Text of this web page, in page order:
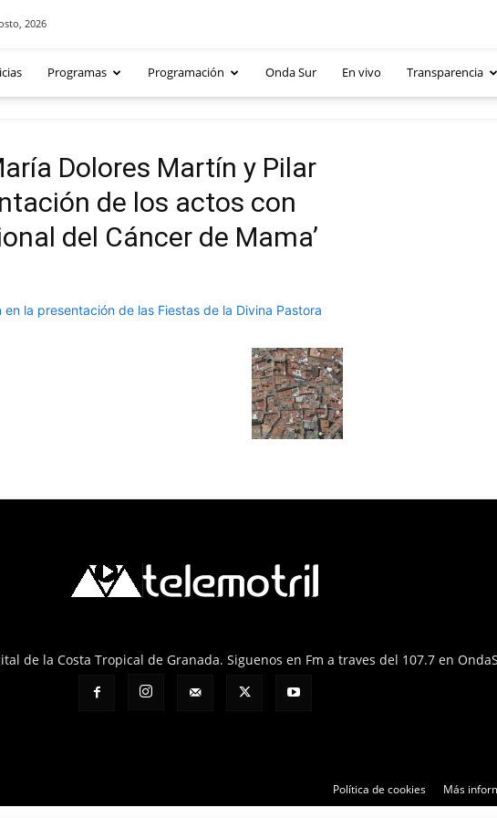
2026
Programas Programación Onda Sur En vivo Transparencia
Dolores Martín y Pilar
de los actos con
del Cáncer de Mama’
de la Costa Tropical de Granada. Siguenos en Fm a traves del 107.7 en
Política de cookies Más